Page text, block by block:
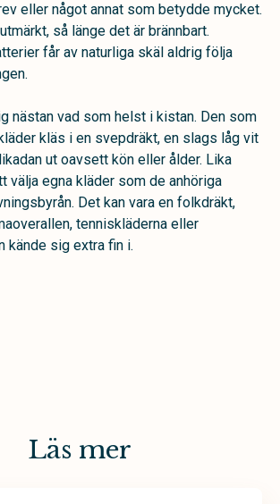
eller något annat som betydde mycket.
så länge det är brännbart.
får av naturliga skäl aldrig följa
nästan vad som helst i kistan. Den som
kläs i en svepdräkt, en slags låg vit
ut oavsett kön eller ålder. Lika
välja egna kläder som de anhöriga
Det kan vara en folkdräkt,
tenniskläderna eller
kände sig extra fin i.
Läs mer